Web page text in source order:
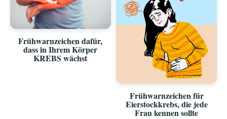
Frühwarnzeichen dafür,
dass in Ihrem Körper
KREBS wächst
Frühwarnzeichen für
Eierstockkrebs, die jede
Frau kennen sollte